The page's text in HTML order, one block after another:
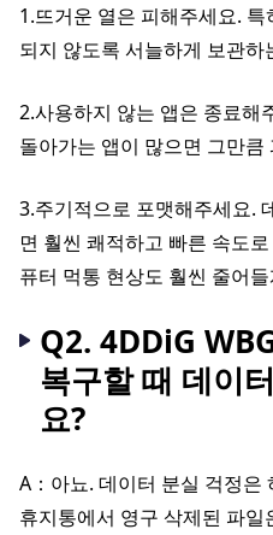
1.뜨거운 열은 피해주세요.
되지 않도록 서늘하게 보관하
2.사용하지 않는 앱은 종료해
돌아가는 앱이 많으면 그만
3.주기적으로 포맷해주세요.
면 훨씬 쾌적하고 빠른 속도
퓨터 먹통 현상도 훨씬 줄어
Q2. 4DDiG
복구할 때 데이
요?
A：아뇨. 데이터 분실 걱정은
휴지통에서 영구 삭제된 파